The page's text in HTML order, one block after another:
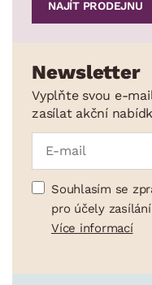
NAJÍT PRODEJNU
Newsletter
Vyplňte svou e-
zasílat akční
Souhlasím se
pro účely
Více informací